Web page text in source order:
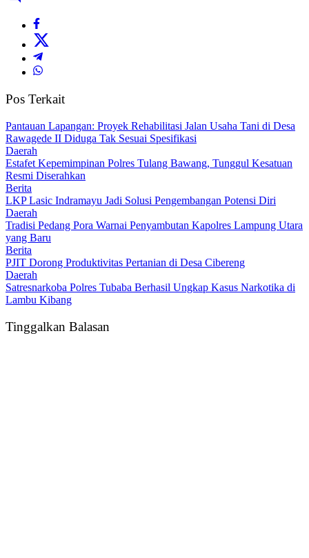
Pos Terkait
Pantauan Lapangan: Proyek Rehabilitasi Jalan Usaha Tani di Desa
Rawagede II Diduga Tak Sesuai Spesifikasi
Daerah
Estafet Kepemimpinan Polres Tulang Bawang, Tunggul Kesatuan
Resmi Diserahkan
Berita
LKP Lasic Indramayu Jadi Solusi Pengembangan Potensi Diri
Daerah
Tradisi Pedang Pora Warnai Penyambutan Kapolres Lampung Utara
yang Baru
Berita
PJIT Dorong Produktivitas Pertanian di Desa Cibereng
Daerah
Satresnarkoba Polres Tubaba Berhasil Ungkap Kasus Narkotika di
Lambu Kibang
Tinggalkan Balasan